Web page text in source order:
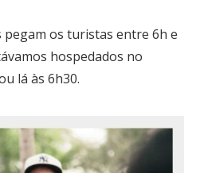
pegam os turistas entre 6h e
hospedados no
lá às 6h30.